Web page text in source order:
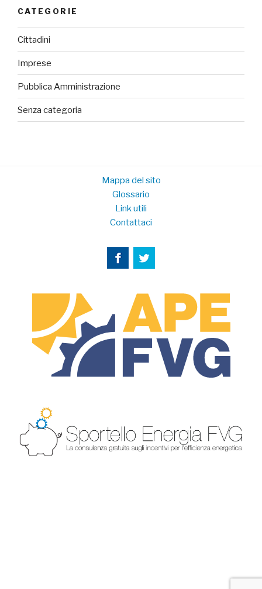
CATEGORIE
Cittadini
Imprese
Pubblica Amministrazione
Senza categoria
Mappa del sito
Glossario
Link utili
Contattaci